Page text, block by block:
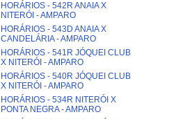
HORÁRIOS - 542R ANAIA X
NITERÓI - AMPARO
HORÁRIOS - 543D ANAIA X
CANDELÁRIA - AMPARO
HORÁRIOS - 541R JÓQUEI CLUB
X NITERÓI - AMPARO
HORÁRIOS - 540R JÓQUEI CLUB
X NITERÓI - AMPARO
HORÁRIOS - 534R NITERÓI X
PONTA NEGRA - AMPARO